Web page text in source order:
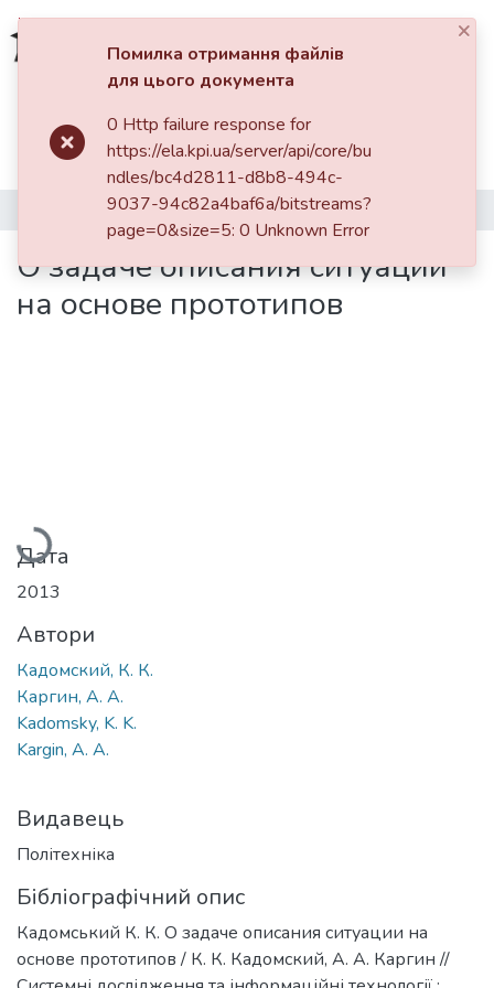
Фонди та зібрання
Пошук за критеріями
Статистика
Головна
Наукова періодика
Системні дослідження та інформаційні технології
2013
Системні дослідження та інформаційні технології: науково-технічний журнал, № 1
О задаче описания ситуации на основе прототипов
О задаче описания ситуации
на основе прототипов
Вантажиться...
Дата
2013
Автори
Кадомский, К. К.
Каргин, А. А.
Kadomsky, K. K.
Kargin, А. А.
Видавець
Політехніка
Бібліографічний опис
Кадомський К. К. О задаче описания ситуации на
основе прототипов / К. К. Кадомский, А. А. Каргин //
×
Помилка отримання файлів
для цього документа
0 Http failure response for
https://ela.kpi.ua/server/api/core/bu
ndles/bc4d2811-d8b8-494c-
9037-94c82a4baf6a/bitstreams?
page=0&size=5: 0 Unknown Error